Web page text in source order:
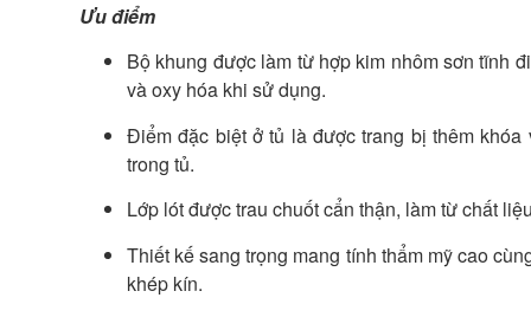
Ưu điểm
Bộ khung được làm từ hợp kim nhôm sơn tĩnh
và oxy hóa khi sử dụng.
Điểm đặc biệt ở tủ là được trang bị thêm
trong tủ.
Lớp lót được trau chuốt cẩn thận, làm từ chất
Thiết kế sang trọng mang tính thẩm mỹ cao
khép kín.